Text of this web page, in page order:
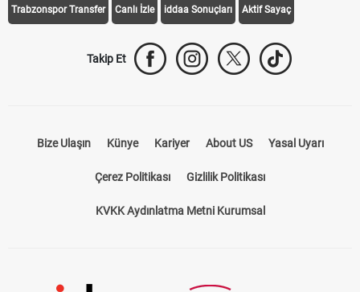
Trabzonspor Transfer Canlı İzle iddaa Sonuçları Aktif Sayaç
Takip Et
Bize Ulaşın Künye Kariyer About US Yasal Uyarı
Çerez Politikası Gizlilik Politikası
KVKK Aydınlatma Metni Kurumsal